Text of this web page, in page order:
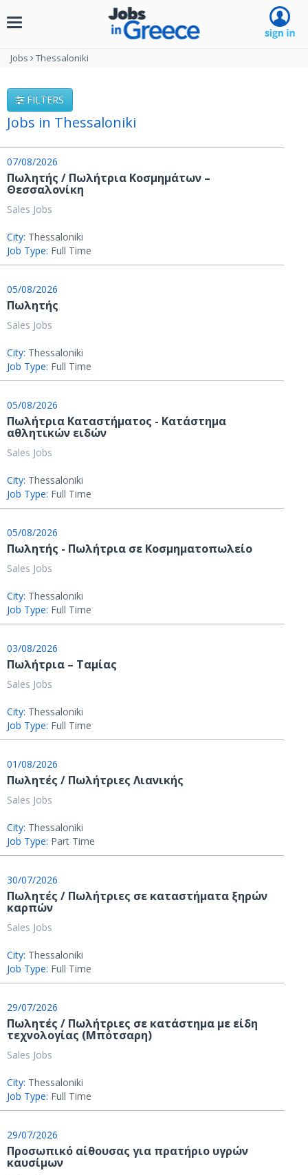
Toggle
Jobs Thessaloniki
FILTERS
Jobs in Thessaloniki
07/08/2026
Πωλητής / Πωλήτρια Κοσμημάτων –
Θεσσαλονίκη
Sales Jobs
City: Thessaloniki
Job Type: Full Time
05/08/2026
Πωλητής
Sales Jobs
City: Thessaloniki
Job Type: Full Time
05/08/2026
Πωλήτρια Καταστήματος - Κατάστημα
αθλητικών ειδών
Sales Jobs
City: Thessaloniki
Job Type: Full Time
05/08/2026
Πωλητής - Πωλήτρια σε Κοσμηματοπωλείο
Sales Jobs
City: Thessaloniki
Job Type: Full Time
03/08/2026
Πωλήτρια – Ταμίας
Sales Jobs
City: Thessaloniki
Job Type: Full Time
01/08/2026
Πωλητές / Πωλήτριες Λιανικής
Sales Jobs
City: Thessaloniki
Job Type: Part Time
30/07/2026
Πωλητές / Πωλήτριες σε καταστήματα ξηρών
καρπών
Sales Jobs
City: Thessaloniki
Job Type: Full Time
29/07/2026
Πωλητές / Πωλήτριες σε κατάστημα με είδη
τεχνολογίας (Μπότσαρη)
Sales Jobs
City: Thessaloniki
Job Type: Full Time
29/07/2026
Προσωπικό αίθουσας για πρατήριο υγρών
καυσίμων